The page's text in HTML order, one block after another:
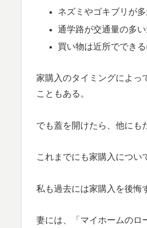
ネズミやゴキブリが多
通学路が交通量の多い
買い物は近所ででき
家購入のタイミングによっ
こともある。
でも蓋を開けたら、他にも
これまでにも家購入につい
私も過去には家購入を後悔
妻には、「マイホームのロ